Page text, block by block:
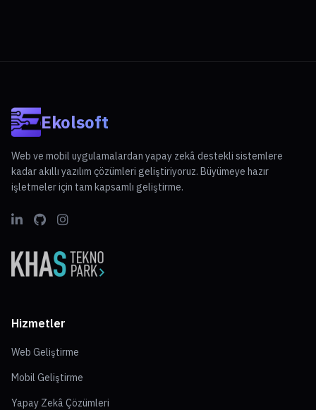
Ekolsoft
Web ve mobil uygulamalardan yapay zekâ destekli sistemlere
kadar akıllı yazılım çözümleri geliştiriyoruz. Büyümeye hazır
işletmeler için tam kapsamlı geliştirme.
Hizmetler
Web Geliştirme
Mobil Geliştirme
Yapay Zekâ Çözümleri